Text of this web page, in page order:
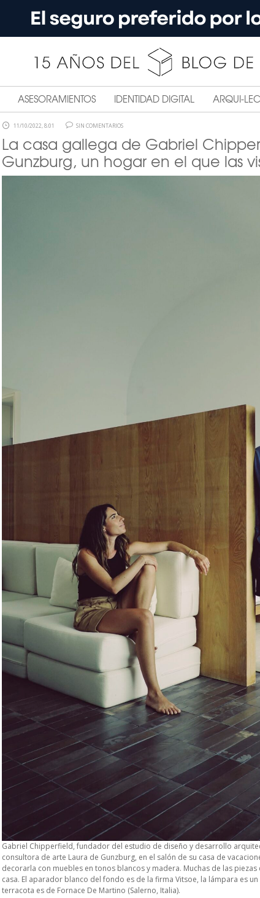
ASESORAMIENTOS IDENTIDAD DIGITAL ARQUI-
11/10/2022, 8:01 SIN COMENTARIOS
La casa gallega de Gabriel
Gunzburg, un hogar en el que las
Gabriel Chipperfield, fundador del estudio de diseño y desarrollo
consultora de arte Laura de Gunzburg, en el salón de su casa de
decorarla con muebles en tonos blancos y madera. Muchas de las
casa. El aparador blanco del fondo es de la firma Vitsoe, la lámpara es
terracota es de Fornace De Martino (Salerno, Italia).